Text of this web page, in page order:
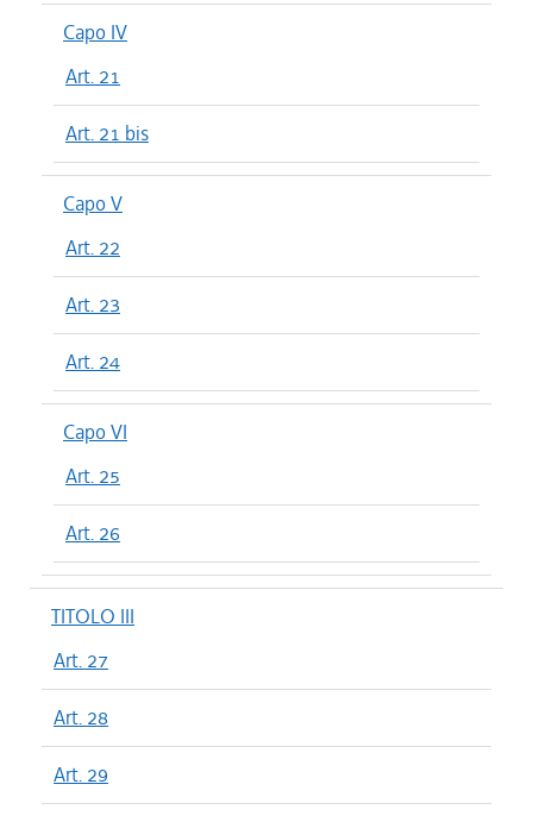
Capo IV
Art. 21
Art. 21 bis
Capo V
Art. 22
Art. 23
Art. 24
Capo VI
Art. 25
Art. 26
TITOLO III
Art. 27
Art. 28
Art. 29